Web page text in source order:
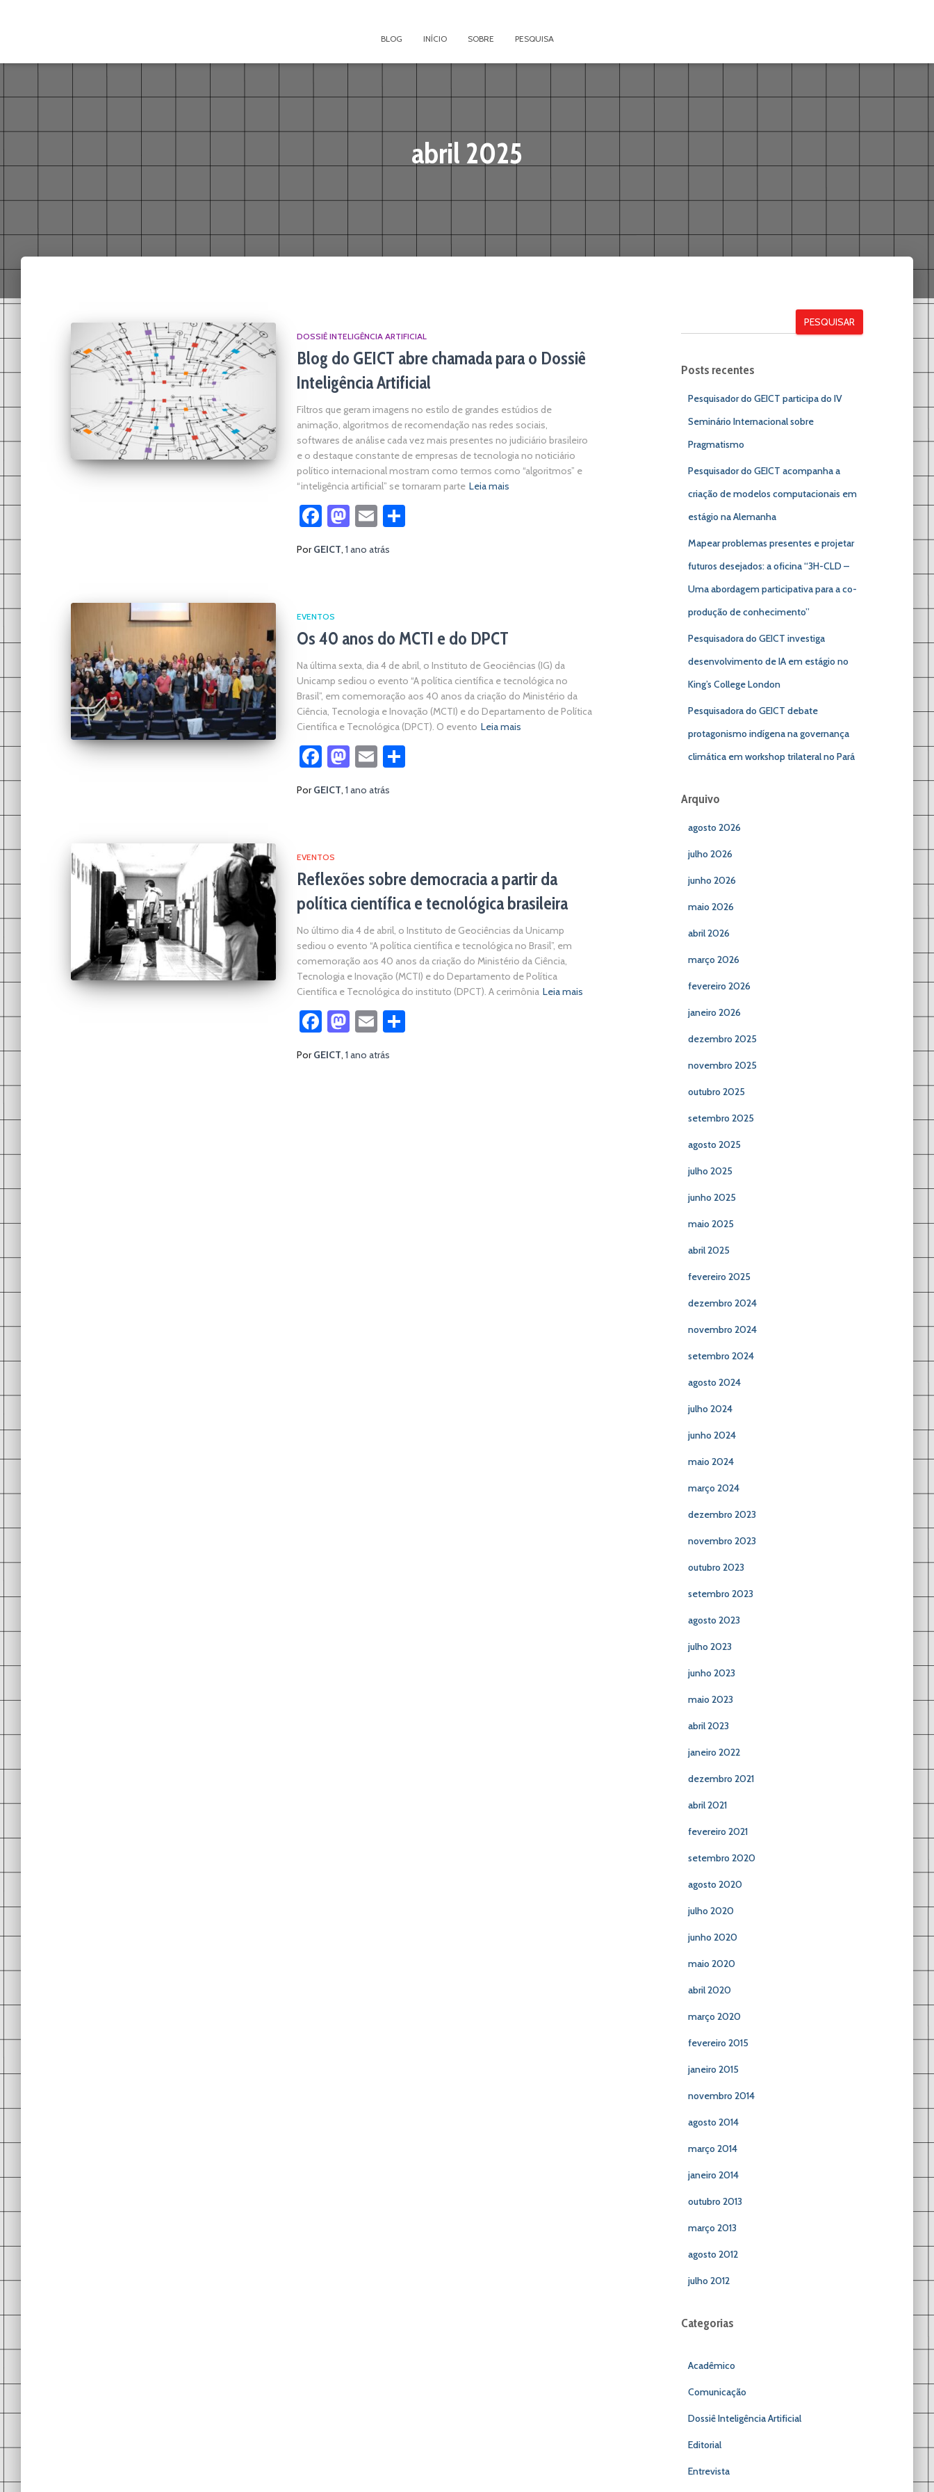
BLOG INÍCIO SOBRE PESQUISA
abril 2025
DOSSIÊ INTELIGÊNCIA ARTIFICIAL
Blog do GEICT abre chamada para o Dossiê
Inteligência Artificial
Filtros que geram imagens no estilo de grandes estúdios de
animação, algoritmos de recomendação nas redes sociais,
softwares de análise cada vez mais presentes no judiciário brasileiro
e o destaque constante de empresas de tecnologia no noticiário
político internacional mostram como termos como “algoritmos” e
“inteligência artificial” se tornaram parte Leia mais
Facebook
Mastodon
Email
PorGEICT, 1 ano atrás
EVENTOS
Os 40 anos do MCTI e do DPCT
Na última sexta, dia 4 de abril, o Instituto de Geociências (IG) da
Unicamp sediou o evento “A política científica e tecnológica no
Brasil”, em comemoração aos 40 anos da criação do Ministério da
Ciência, Tecnologia e Inovação (MCTI) e do Departamento de Política
Científica e Tecnológica (DPCT). O evento Leia mais
Facebook
Mastodon
Email
PorGEICT, 1 ano atrás
EVENTOS
Reflexões sobre democracia a partir da
política científica e tecnológica brasileira
No último dia 4 de abril, o Instituto de Geociências da Unicamp
sediou o evento “A política científica e tecnológica no Brasil”, em
comemoração aos 40 anos da criação do Ministério da Ciência,
Tecnologia e Inovação (MCTI) e do Departamento de Política
Científica e Tecnológica do instituto (DPCT). A cerimônia Leia mais
Facebook
Mastodon
Email
PorGEICT, 1 ano atrás
PESQUISAR
Posts recentes
Pesquisador do GEICT participa do IV
Seminário Internacional sobre
Pragmatismo
Pesquisador do GEICT acompanha a
criação de modelos computacionais em
estágio na Alemanha
Mapear problemas presentes e projetar
futuros desejados: a oficina “3H-CLD –
Uma abordagem participativa para a co-
produção de conhecimento”
Pesquisadora do GEICT investiga
desenvolvimento de IA em estágio no
King’s College London
Pesquisadora do GEICT debate
protagonismo indígena na governança
climática em workshop trilateral no Pará
Arquivo
agosto 2026
julho 2026
junho 2026
maio 2026
abril 2026
março 2026
fevereiro 2026
janeiro 2026
dezembro 2025
novembro 2025
outubro 2025
setembro 2025
agosto 2025
julho 2025
junho 2025
maio 2025
abril 2025
fevereiro 2025
dezembro 2024
novembro 2024
setembro 2024
agosto 2024
julho 2024
junho 2024
maio 2024
março 2024
dezembro 2023
novembro 2023
outubro 2023
setembro 2023
agosto 2023
julho 2023
junho 2023
maio 2023
abril 2023
janeiro 2022
dezembro 2021
abril 2021
fevereiro 2021
setembro 2020
agosto 2020
julho 2020
junho 2020
maio 2020
abril 2020
março 2020
fevereiro 2015
janeiro 2015
novembro 2014
agosto 2014
março 2014
janeiro 2014
outubro 2013
março 2013
agosto 2012
julho 2012
Categorias
Acadêmico
Comunicação
Dossiê Inteligência Artificial
Editorial
Entrevista